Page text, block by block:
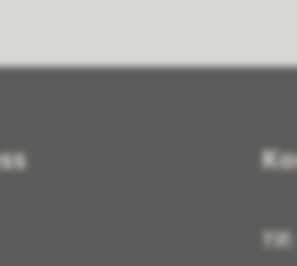
Tlf: